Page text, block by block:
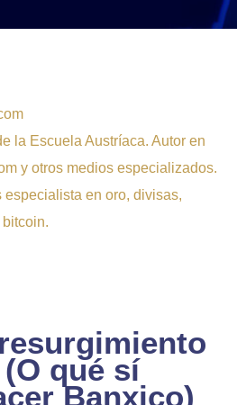
la Escuela Austríaca. Autor en
y otros medios especializados.
en oro, divisas,
qué sí
Banxico)